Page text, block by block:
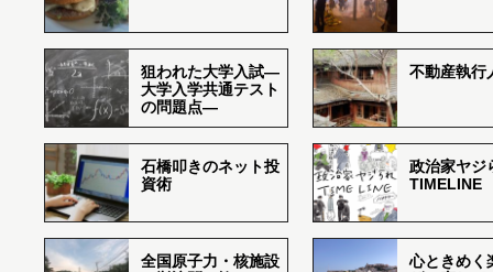
狙われた大学入試―
大学入学共通テスト
の問題点―
不動産執行
石橋叩きのネット投
資術
政治家ヤジ
TIMELINE
全国原子力・核施設
心ときめく